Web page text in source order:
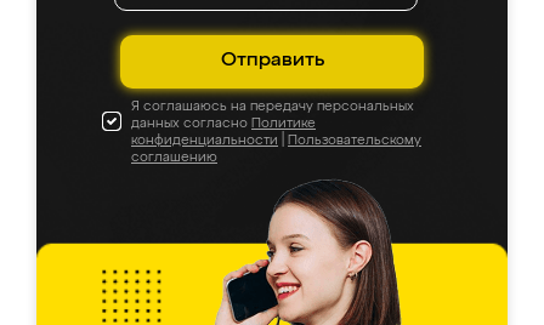
Отправить
Я соглашаюсь на передачу персональных
данных согласно Политике
конфиденциальности
Пользовательскому
соглашению